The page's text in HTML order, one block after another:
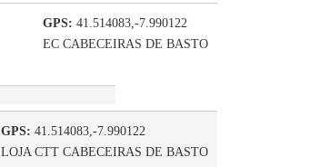
GPS: 41.514083,-7.990122
EC CABECEIRAS DE BASTO
GPS: 41.514083,-7.990122
LOJA CTT CABECEIRAS DE BASTO